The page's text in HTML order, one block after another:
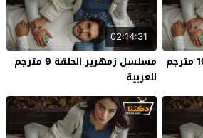
مسلسل زمهرير الحلقة 10 مترجم
02:14:31
مسلسل زمهرير الحلقة 9 مترجم
للعربية